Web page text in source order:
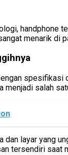
handphone
menarik di
salah
layar yang
tersendiri